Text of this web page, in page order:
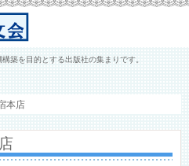
築を目的とする出版社の集まりです。
本店